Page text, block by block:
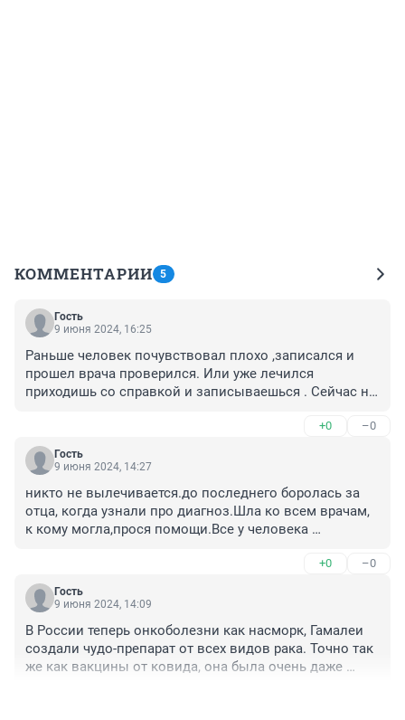
КОММЕНТАРИИ 5
Гость
9 июня 2024, 16:25
Раньше человек почувствовал плохо ,записался и
прошел врача проверился. Или уже лечился
приходишь со справкой и записываешься . Сейчас не
может повезет ,что попадешь к врачу. Почему
сделали ,что это решает терапевт надо тебе к
онкологу или нет . А потом удивляемся почему так
попасть к онкологу.
+0 –0
Гость
9 июня 2024, 14:27
никто не вылечивается.до последнего боролась за
отца, когда узнали про диагноз.Шла ко всем врачам,
к кому могла,прося помощи.Все у человека
управлять.Вижу сон, как умершая мама, моет пол в
его комнате, через 4 дня отец ушел из жизни,
находясь в реанимации.Осталась память.Сколько
+0 –0
Гость
9 июня 2024, 14:09
В России теперь онкоболезни как насморк, Гамалеи
создали чудо-препарат от всех видов рака. Точно так
же как вакцины от ковида, она была очень даже